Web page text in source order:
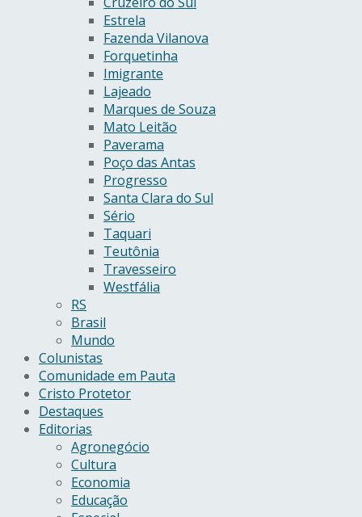
Estrela
Fazenda Vilanova
Forquetinha
Imigrante
Lajeado
Marques de Souza
Mato Leitão
Paverama
Poço das Antas
Progresso
Santa Clara do Sul
Sério
Taquari
Teutônia
Travesseiro
Westfália
RS
Brasil
Mundo
Colunistas
Comunidade em Pauta
Cristo Protetor
Destaques
Editorias
Agronegócio
Cultura
Economia
Educação